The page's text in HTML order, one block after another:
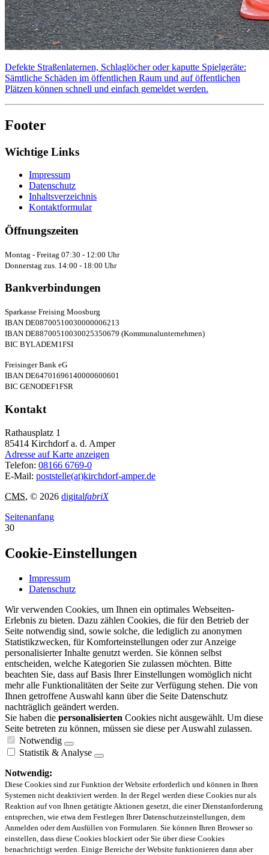
Defekte Straßenlaternen, Schlaglöcher oder kaputte Spielgeräte:
Sämtliche Schäden im öffentlichen Raum und auf öffentlichen
Plätzen können schnell und einfach gemeldet werden.
Footer
Wichtige Links
Impressum
Datenschutz
Inhaltsverzeichnis
Kontaktformular
Öffnungszeiten
Montag - Freitag 07:30 - 12:00 Uhr
Donnerstag zus. 14:00 - 18:00 Uhr
Bankverbindungen
Sparkasse Freising Moosburg
IBAN DE08700510030000006213
IBAN DE88700510030025350679 (Kommunalunternehmen)
BIC BYLADEM1FSI
Freisinger Bank eG
IBAN DE64701696140000600601
BIC GENODEF1FSR
Kontakt
Rathausplatz 1
85414 Kirchdorf a. d. Amper
Adresse auf Karte anzeigen
Telefon: 08166 6769-0
E-Mail: poststelle(at)kirchdorf-amper.de
CMS, © 2026 digitalfabriX
Seitenanfang
30
Cookie-Einstellungen
Impressum
Datenschutz
Wir verwenden Cookies, um Ihnen ein optimales Webseiten-
Erlebnis zu bieten. Dazu zählen Cookies, die für den Betrieb der
Seite notwendig sind, sowie solche, die lediglich zu anonymen
Statistikzwecken, für Komforteinstellungen oder zur Anzeige
personalisierter Inhalte genutzt werden. Sie können selbst
entscheiden, welche Kategorien Sie zulassen möchten. Bitte
beachten Sie, dass auf Basis Ihrer Einstellungen womöglich nicht
mehr alle Funktionalitäten der Seite zur Verfügung stehen. Die von
Ihnen getroffene Auswahl kann über die Seite Datenschutz
nachträglich geändert werden.
Sie haben die personalisierten Cookies nicht ausgewählt. Um diese
Seite betreten zu können, müssen sie diese per Auswahl zulassen.
Notwendig
Statistik & Analyse
Notwendig:
Diese Cookies sind zur Funktion der Website erforderlich und können in Ihren
Systemen nicht deaktiviert werden. In der Regel werden diese Cookies nur als
Reaktion auf von Ihnen getätigte Aktionen gesetzt, die einer Dienstanforderung
entsprechen, wie etwa dem Festlegen Ihrer Datenschutzeinstellungen, dem
Anmelden oder dem Ausfüllen von Formularen. Sie können Ihren Browser so
einstellen, dass diese Cookies blockiert oder Sie über diese Cookies
benachrichtigt werden. Einige Bereiche der Website funktionieren dann aber